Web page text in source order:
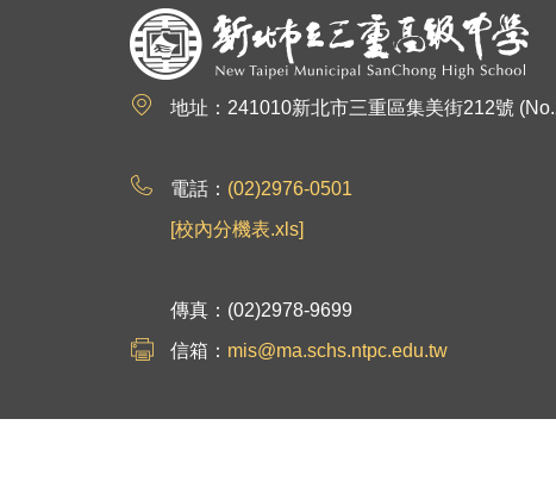
地址：241010新北市三重區集美街212號
電話： (02)2976-0501
[校內分機表.xls]
傳真：(02)2978-9699
信箱： mis@ma.schs.ntpc.edu.tw